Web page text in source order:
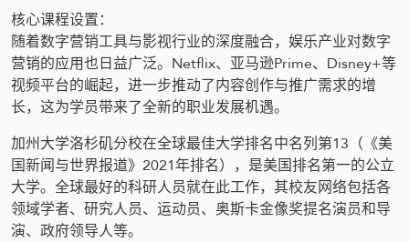
核心课程设置：
随着数字营销工具与影视行业的深度融合，娱乐产业对数字
营销的应用也日益广泛。Netflix、亚马逊Prime、Disney+等
视频平台的崛起，进一步推动了内容创作与推广需求的增
长，这为学员带来了全新的职业发展机遇。
加州大学洛杉矶分校在全球最佳大学排名中名列第13（《美
国新闻与世界报道》2021年排名），是美国排名第一的公立
大学。全球最好的科研人员就在此工作，其校友网络包括各
领域学者、研究人员、运动员、奥斯卡金像奖提名演员和导
演、政府领导人等。